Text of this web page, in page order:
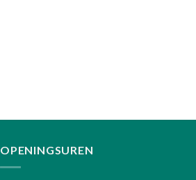
OPENINGSUREN